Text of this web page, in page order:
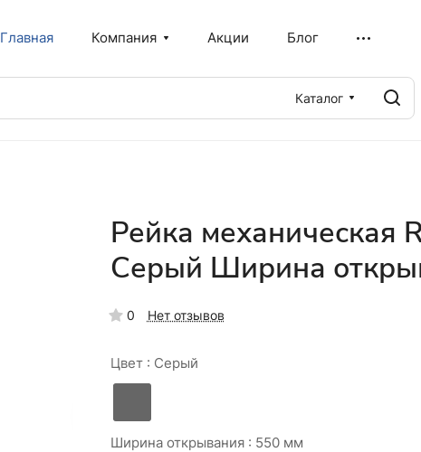
Главная Компания Акции Блог
Каталог
Рейка механическая
Серый Ширина
0 Нет отзывов
Цвет : Серый
Ширина открывания : 550 мм